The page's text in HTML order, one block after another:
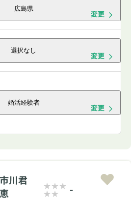
広島県
変更
選択なし
変更
婚活経験者
変更
市川君
恵
-